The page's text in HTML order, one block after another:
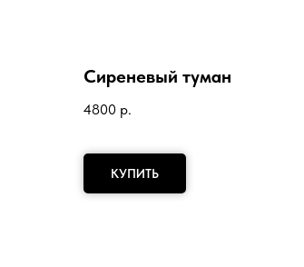
Сиреневый туман
4800 р.
КУПИТЬ